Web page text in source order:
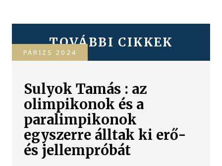
TOVÁBBI CIKKEK
PÁRIZS 2024
Sulyok Tamás : az
olimpikonok és a
paralimpikonok
egyszerre álltak ki erő-
és jellempróbát